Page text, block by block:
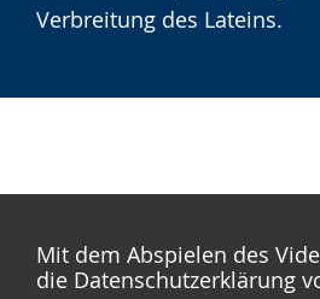
Verbreitung des Lateins.
Mit dem Abspielen des
die Datenschutzerklärung